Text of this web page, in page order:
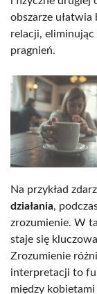
obszarze
relacji,
pragnień.
Na przykład
działania,
zrozumienie. W
staje się
Zrozumienie
interpretacji to
między kobietami